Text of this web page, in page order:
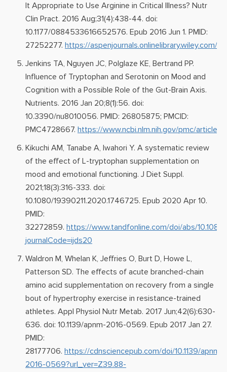
It Appropriate to Use Arginine in Critical Illness? Nutr
Clin Pract. 2016 Aug;31(4):438-44. doi:
10.1177/0884533616652576. Epub 2016 Jun 1. PMID:
27252277. https://aspenjournals.onlinelibrary.wiley.com/
Jenkins TA, Nguyen JC, Polglaze KE, Bertrand PP.
Influence of Tryptophan and Serotonin on Mood and
Cognition with a Possible Role of the Gut-Brain Axis.
Nutrients. 2016 Jan 20;8(1):56. doi:
10.3390/nu8010056. PMID: 26805875; PMCID:
PMC4728667. https://www.ncbi.nlm.nih.gov/pmc/
Kikuchi AM, Tanabe A, Iwahori Y. A systematic review
of the effect of L-tryptophan supplementation on
mood and emotional functioning. J Diet Suppl.
2021;18(3):316-333. doi:
10.1080/19390211.2020.1746725. Epub 2020 Apr 10.
PMID:
32272859. https://www.tandfonline.com/doi/abs/
journalCode=ijds20
Waldron M, Whelan K, Jeffries O, Burt D, Howe L,
Patterson SD. The effects of acute branched-chain
amino acid supplementation on recovery from a single
bout of hypertrophy exercise in resistance-trained
athletes. Appl Physiol Nutr Metab. 2017 Jun;42(6):630-
636. doi: 10.1139/apnm-2016-0569. Epub 2017 Jan 27.
PMID:
28177706. https://cdnsciencepub.com/doi/10.1139/apnm-
2016-0569?url_ver=Z39.88-